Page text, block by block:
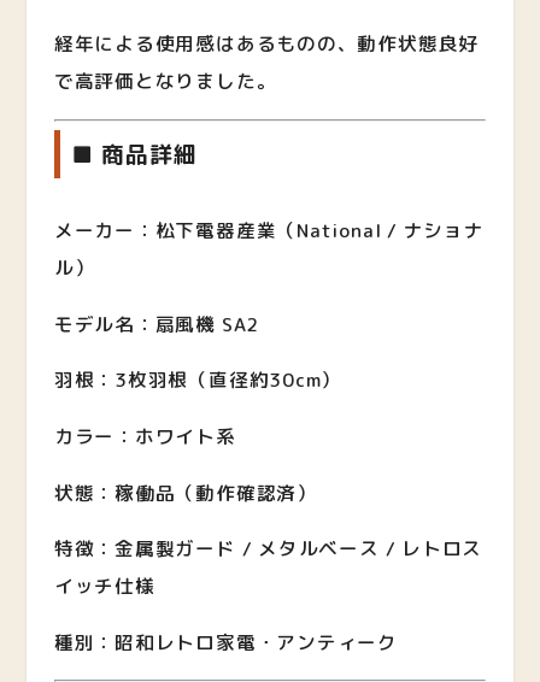
経年による使用感はあるものの、動作状態良好
で高評価となりました。
■ 商品詳細
メーカー：松下電器産業（National / ナショナ
ル）
モデル名：扇風機 SA2
羽根：3枚羽根（直径約30cm）
カラー：ホワイト系
状態：稼働品（動作確認済）
特徴：金属製ガード / メタルベース / レトロス
イッチ仕様
種別：昭和レトロ家電・アンティーク